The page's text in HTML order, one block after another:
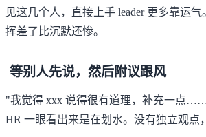
见这几个人，直接上手 leader 更多靠运
挥差了比沉默还惨。
等别人先说，然后附议跟风
"我觉得 xxx 说得很有道理，补充一点
HR 一眼看出来是在划水。没有独立观点